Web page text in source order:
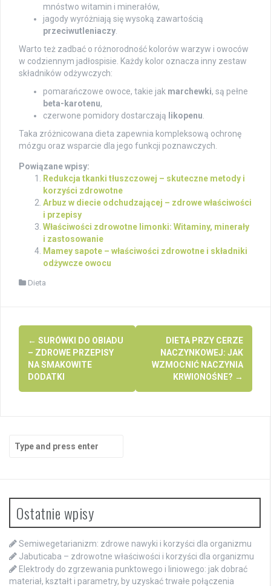
mnóstwo witamin i minerałów,
jagody wyróżniają się wysoką zawartością
przeciwutleniaczy
Warto też zadbać o różnorodność kolorów warzyw i owoców
w codziennym jadłospisie. Każdy kolor oznacza inny zestaw
składników odżywczych:
pomarańczowe owoce, takie jak marchewki, są pełne
beta-karotenu,
czerwone pomidory dostarczają likopenu
Taka zróżnicowana dieta zapewnia kompleksową ochronę
mózgu oraz wsparcie dla jego funkcji poznawczych.
Powiązane wpisy:
Redukcja tkanki tłuszczowej – skuteczne metody i
korzyści zdrowotne
Arbuz w diecie odchudzającej – zdrowe właściwości
i przepisy
Właściwości zdrowotne limonki: Witaminy, minerały
i zastosowanie
Mamey sapote – właściwości zdrowotne i składniki
odżywcze owocu
Dieta
Post
navigation
← SURÓWKI DO OBIADU
– ZDROWE PRZEPISY
NA SMAKOWITE
DODATKI
DIETA PRZY CERZE
NACZYNKOWEJ: JAK
WZMOCNIĆ NACZYNIA
KRWIONOŚNE? →
for:
Ostatnie wpisy
Semiwegetarianizm: zdrowe nawyki i korzyści dla organizmu
Jabuticaba – zdrowotne właściwości i korzyści dla organizmu
Elektrody do zgrzewania punktowego i liniowego: jak dobrać
materiał, kształt i parametry, by uzyskać trwałe połączenia